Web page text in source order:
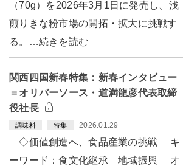
（70g）を2026年3月1日に発売し、浅
煎りきな粉市場の開拓・拡大に挑戦す
る。…続きを読む
関西四国新春特集：新春インタビュー
＝オリバーソース・道満龍彦代表取締
役社長
調味料 特集 2026.01.29
◇価値創造へ、食品産業の挑戦 キ
ーワード：食文化継承 地域振興 オ